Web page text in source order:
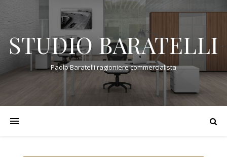
STUDIO BARATELLI
Paolo Baratelli ragioniere commercialista